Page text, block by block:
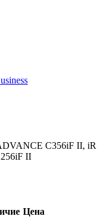
C356iF II, iR
II
Цена